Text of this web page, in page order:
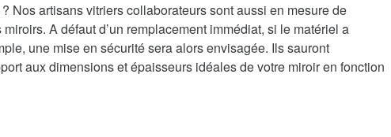
Nos artisans vitriers collaborateurs sont aussi en mesure de
A défaut d’un remplacement immédiat, si le matériel a
une mise en sécurité sera alors envisagée. Ils sauront
aux dimensions et épaisseurs idéales de votre miroir en fonction